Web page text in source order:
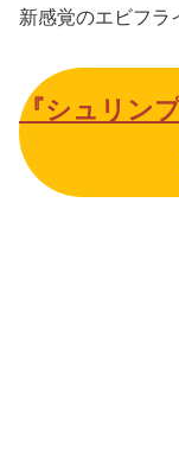
新感覚のエビフラ
『シュリン